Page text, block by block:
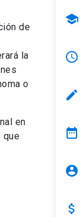
de
la
o
en
que
school
schedule
edit
date_range
account_circle
attach_money